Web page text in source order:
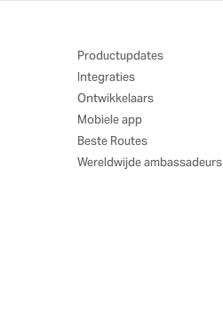
Productupdates
Integraties
Ontwikkelaars
Mobiele app
Beste Routes
Wereldwijde ambassadeurs